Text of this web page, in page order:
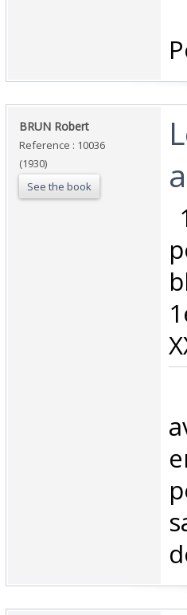
‎BRUN Robert‎
Reference : 10036
(1930)
See the book